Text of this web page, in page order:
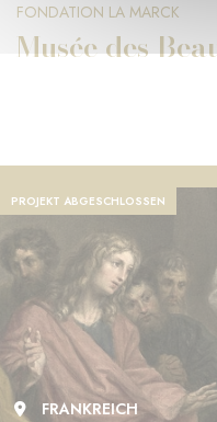
FONDATION LA MARCK
Musée des
PROJEKT ABGESCHLOSSEN
FRANKREICH